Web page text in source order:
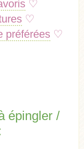
♡
♡
préférées ♡
épingler /